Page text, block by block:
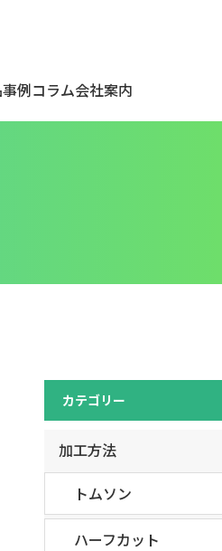
例コラム会社案内
カテゴリー
加工方法
トムソン
ハーフカット